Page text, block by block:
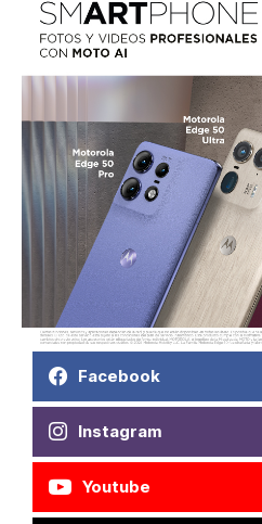
Facebook
Instagram
Youtube